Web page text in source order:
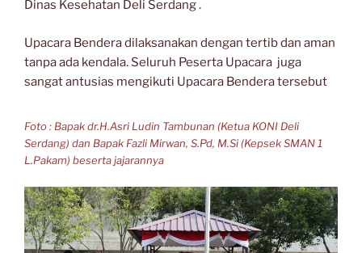
Dinas Kesehatan Deli Serdang .
Upacara Bendera dilaksanakan dengan tertib dan aman
tanpa ada kendala. Seluruh Peserta Upacara juga
sangat antusias mengikuti Upacara Bendera tersebut
Foto : Bapak dr.H.Asri Ludin Tambunan (Ketua KONI Deli
Serdang) dan Bapak Fazli Mirwan, S.Pd, M.Si (Kepsek SMAN 1
L.Pakam) beserta jajarannya